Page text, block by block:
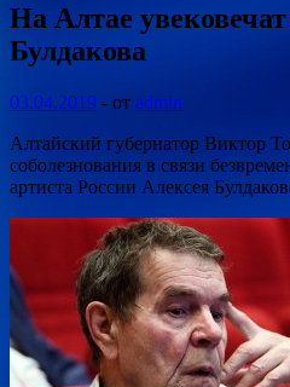
На Алтае
Булдакова
03.04.2019 - от admin
Алтайский губернатор Виктор
соболезнования в связи
артиста России Алексея